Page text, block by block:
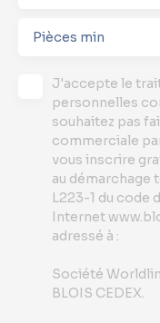
Pièces min
J'accepte le
personnelles
souhaitez pas
commerciale
vous inscrire
au démarchage
L223-1 du code
Internet
adressé à :
Société
BLOIS CEDEX.